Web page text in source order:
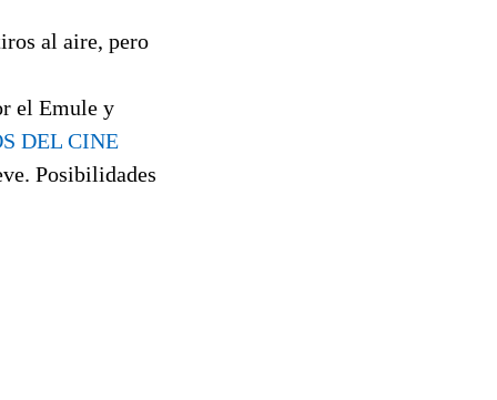
al aire, pero
el Emule y
DEL CINE
Posibilidades